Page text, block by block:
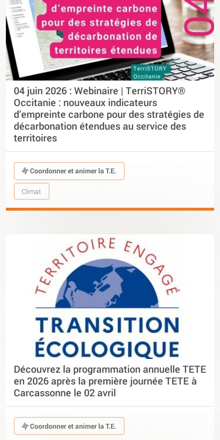
04 juin 2026 : Webinaire | TerriSTORY®
Occitanie : nouveaux indicateurs
d’empreinte carbone pour des stratégies de
décarbonation étendues au service des
territoires
Coordonner et animer la T.E.
Climat
Découvrez la programmation annuelle TETE
en 2026 après la première journée TETE à
Carcassonne le 02 avril
Coordonner et animer la T.E.